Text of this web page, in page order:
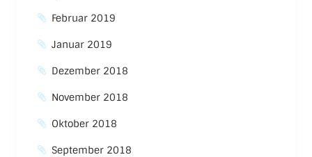
Februar 2019
Januar 2019
Dezember 2018
November 2018
Oktober 2018
September 2018